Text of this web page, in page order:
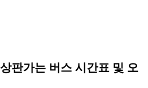
판가는 버스 시간표 및 오